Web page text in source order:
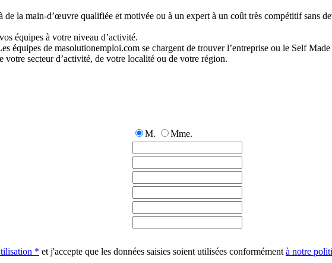
de la main-d’œuvre qualifiée et motivée ou à un expert à un coût très compétitif sans
équipes à votre niveau d’activité.
équipes de masolutionemploi.com se chargent de trouver l’entreprise ou le Self
votre secteur d’activité, de votre localité ou de votre région.
M.
Mme.
* et j'accepte que les données saisies soient utilisées conformément à notre